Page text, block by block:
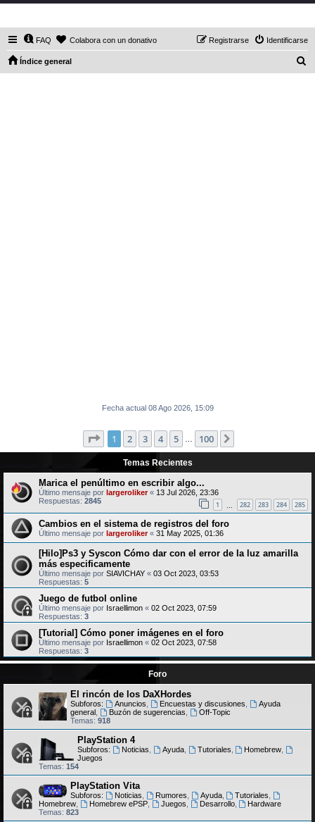
FAQ Colabora con un donativo Identificarse
Registrarse
Índice general
Fecha actual 08 Ago 2026, 15:09
Página de 100
1 2 3 4 5 100
Temas Recientes
Marica el penúltimo en escribir algo...
Último mensaje por largeroliker« 13 Jul 2026, 23:36
Respuestas: 2845 1 282 283 284 285
Cambios en el sistema de registros del foro
Último mensaje por largeroliker« 31 May 2025, 01:36
[Hilo]Ps3 y Syscon Cómo dar con el error de la luz amarilla
más especificamente
Último mensaje por SIAVICHAY « 03 Oct 2023, 03:53
Respuestas: 5
Juego de futbol online
Último mensaje por Israellimon « 02 Oct 2023, 07:59
Respuestas: 3
[Tutorial] Cómo poner imágenes en el foro
Último mensaje por Israellimon « 02 Oct 2023, 07:58
Respuestas: 3
Foro
El rincón de los DaXHordes
Subforos: Anuncios Encuestas y discusiones
Ayuda
general
Buzón de sugerencias
Off-Topic
Temas: 918
PlayStation 4
Subforos: Noticias Ayuda, Tutoriales Homebrew
Juegos
Temas: 154
PlayStation Vita
Subforos: Noticias Rumores Ayuda, Tutoriales
Homebrew
Homebrew ePSP, Juegos Desarrollo,
Hardware
Temas: 823